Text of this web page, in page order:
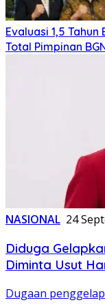
Evaluasi 1,5
Total Pimpinan
NASIONAL 24
Diduga
Diminta Usut
Dugaan